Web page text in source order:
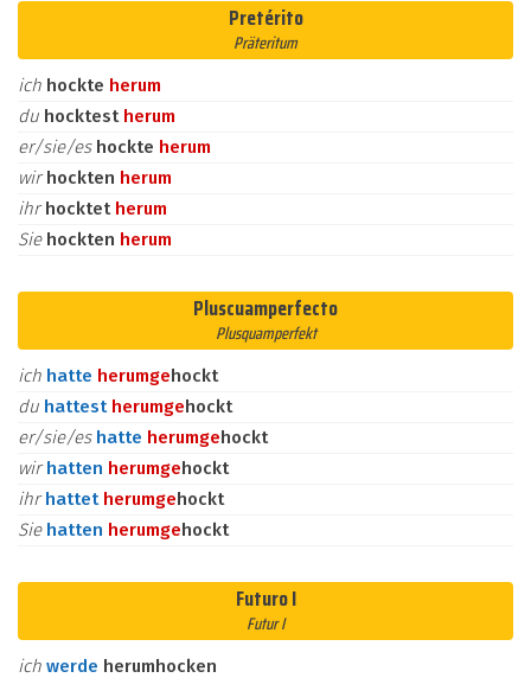
Pretérito
Präteritum
ich hockte herum
du hocktest herum
er/sie/es hockte herum
wirhockten herum
ihrhocktet herum
Sie hockten herum
Pluscuamperfecto
Plusquamperfekt
ich hatte herumgehockt
du hattest herumgehockt
er/sie/es hatte herumgehockt
wirhatten herumgehockt
ihrhattet herumgehockt
Sie hatten herumgehockt
Futuro I
Futur I
ich werde herumhocken